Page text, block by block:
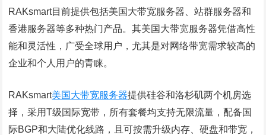
RAKsmart目前提供包括美国大带宽服务器、站群服务器和
香港服务器等多种热门产品。其美国大带宽服务器凭借高性
能和灵活性，广受全球用户，尤其是对网络带宽需求较高的
企业和个人用户的青睐。
RAKsmart美国大带宽服务器提供硅谷和洛杉矶两个机房选
择，采用T级国际宽带，所有套餐均支持无限流量，配备国
际BGP和大陆优化线路，且可按需升级内存、硬盘和带宽，